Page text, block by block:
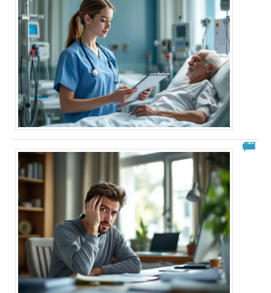
Fourmillements dans la tête : explications